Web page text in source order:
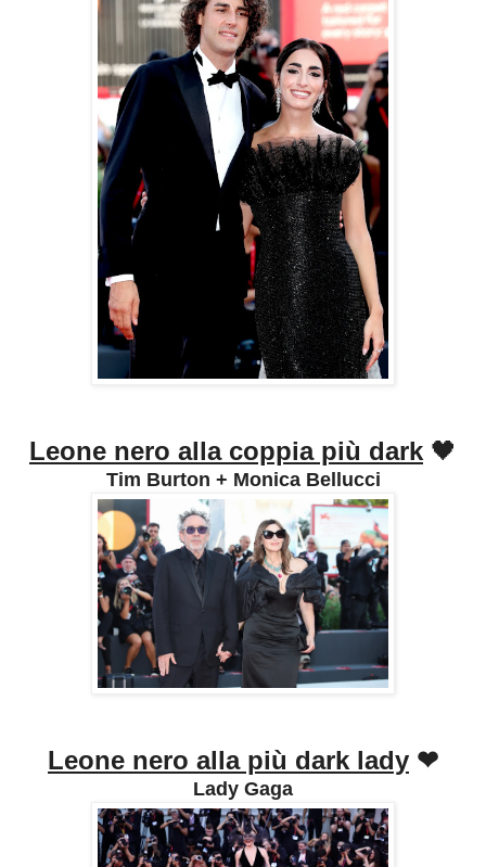
Leone nero alla coppia più dark 🖤
Tim Burton + Monica Bellucci
Leone nero alla più dark lady ❤
Lady Gaga